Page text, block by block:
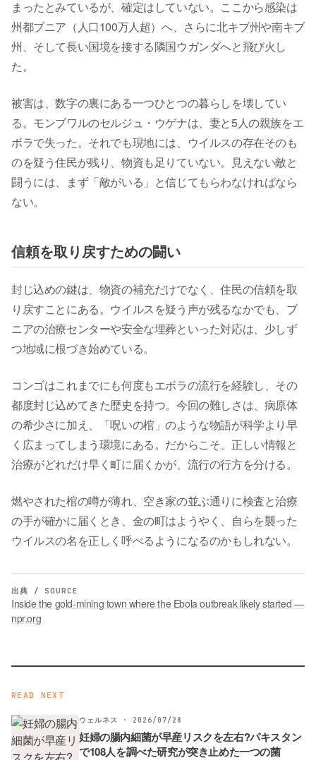
まったとみているが、確定はしていない。ここから感染は
州都ブニア（人口100万人超）へ、さらに北キブ州や南キブ
州、そして長い国境を接する隣国ウガンダへと飛び火し
た。
被害は、数字の裏にある一つひとつの暮らしを壊してい
る。モンブワルのセルジュ・ウゲナは、妻と5人の親族をエ
ボラで失った。それでも現地には、ウイルスの存在そのも
のを疑う住民が残り、物資も足りていない。見えない敵と
闘うには、まず「敵がいる」と信じてもらわなければなら
ない。
信頼を取り戻すための闘い
封じ込めの鍵は、物資の補充だけでなく、住民の信頼を取
り戻すことにある。ウイルスを疑う声が残るなかでも、ブ
ニアの治療センターや安全な埋葬といった対応は、少しず
つ地域に根づき始めている。
コンゴはこれまでにも何度もエボラの流行を経験し、その
都度封じ込めてきた歴史を持つ。今回の難しさは、病原体
の希少さに加え、「呪いの棺」のような物語が科学より早
く広まってしまう環境にある。だからこそ、正しい情報と
治療がどれだけ早く町に届くかが、流行の行方を分ける。
燃やされた棺の噂が薄れ、空き家の並ぶ通りに検査と治療
の手が確かに届くとき、金の町はようやく、自らを襲った
ウイルスの名を正しく呼べるようになるのかもしれない。
出典 / SOURCE
Inside the gold-mining town where the Ebola outbreak likely started —
npr.org
READ NEXT
ウェルネス · 2026/07/28
妊婦の腸内細菌が早産リスクを左右?パキスタン
で108人を調べた研究が突き止めた一つの菌